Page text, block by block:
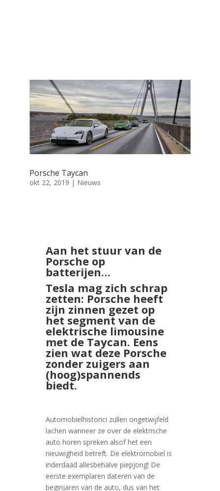
Porsche Taycan
okt 22, 2019 | Nieuws
Aan het stuur van de
Porsche op
batterijen…
Tesla mag zich schrap
zetten: Porsche heeft
zijn zinnen gezet op
het segment van de
elektrische limousine
met de Taycan. Eens
zien wat deze Porsche
zonder zuigers aan
(hoog)spannends
biedt.
Automobielhistorici zullen ongetwijfeld
lachen wanneer ze over de elektrische
auto horen spreken alsof het een
nieuwigheid betreft. De elektromobiel is
inderdaad allesbehalve piepjong! De
eerste exemplaren dateren van de
beginjaren van de auto, dus van het